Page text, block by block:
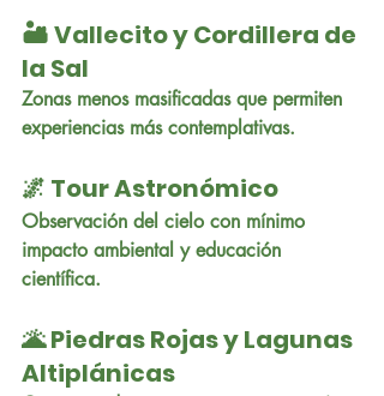
🏜️ Vallecito y Cordillera de
la Sal
Zonas menos masificadas que permiten
experiencias más contemplativas.
🌌 Tour Astronómico
Observación del cielo con mínimo
impacto ambiental y educación
científica.
🌋 Piedras Rojas y Lagunas
Altiplánicas